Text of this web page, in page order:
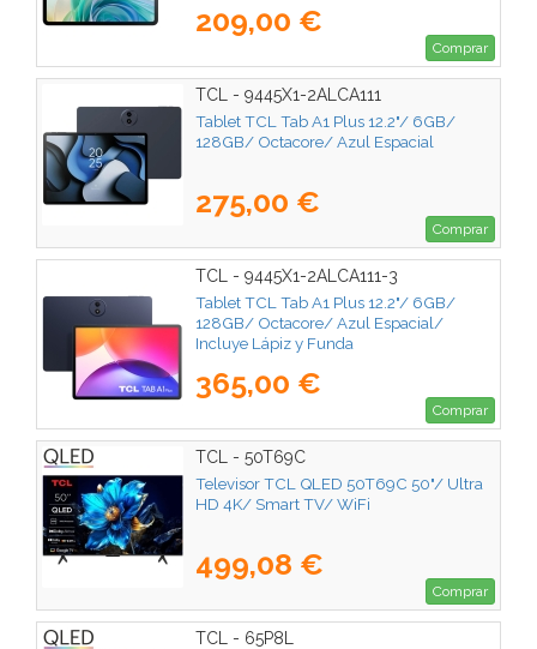
209,00 €
Comprar
TCL - 9445X1-2ALCA111
Tablet TCL Tab A1 Plus 12.2"/ 6GB/
128GB/ Octacore/ Azul Espacial
275,00 €
Comprar
TCL - 9445X1-2ALCA111-3
Tablet TCL Tab A1 Plus 12.2"/ 6GB/
128GB/ Octacore/ Azul Espacial/
Incluye Lápiz y Funda
365,00 €
Comprar
TCL - 50T69C
Televisor TCL QLED 50T69C 50"/ Ultra
HD 4K/ Smart TV/ WiFi
499,08 €
Comprar
TCL - 65P8L